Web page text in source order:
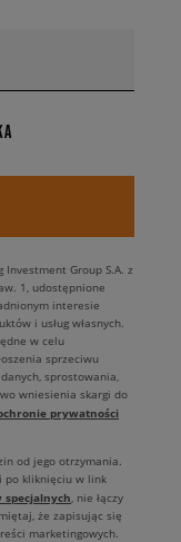
Group S.A. z
1, udostępnione
interesie
i usług własnych.
w celu
sprzeciwu
sprostowania,
wniesienia skargi do
prywatności
od jego otrzymania.
po kliknięciu w link
specjalnych, nie łączy
że zapisując się
marketingowych.